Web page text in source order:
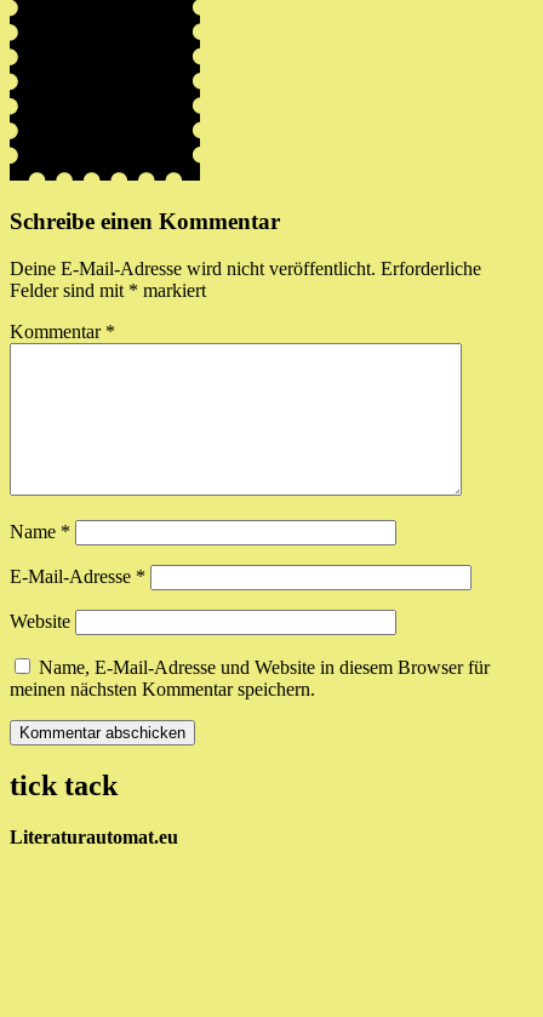
Schreibe einen Kommentar
Deine E-Mail-Adresse wird nicht veröffentlicht. Erforderliche
Felder sind mit * markiert
Kommentar *
Name *
E-Mail-Adresse *
Website
Name, E-Mail-Adresse und Website in diesem Browser für
meinen nächsten Kommentar speichern.
tick tack
Literaturautomat.eu